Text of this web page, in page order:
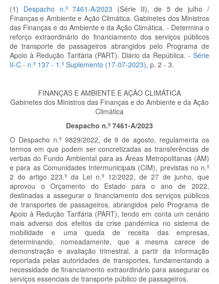
(1) Despacho n.º 7461-A/2023 (Série II), de 5 de julho /
Finanças e Ambiente e Ação Climática. Gabinetes dos Ministros
das Finanças e do Ambiente e da Ação Climática. - Determina o
reforço extraordinário do financiamento dos serviços públicos
de transporte de passageiros abrangidos pelo Programa de
Apoio à Redução Tarifária (PART). Diário da República. - Série
II-C - n.º 137 - 1.º Suplemento (17-07-2023), p. 2 - 3.
FINANÇAS E AMBIENTE E AÇÃO CLIMÁTICA
Gabinetes dos Ministros das Finanças e do Ambiente e da Ação
Climática
Despacho n.º 7461-A/2023
O Despacho n.º 9829/2022, de 9 de agosto, regulamenta os
termos em que podem ser concretizadas as transferências de
verbas do Fundo Ambiental para as Áreas Metropolitanas (AM)
e para as Comunidades Intermunicipais (CIM), previstas no n.º
2 do artigo 223.º da Lei n.º 12/2022, de 27 de junho, que
aprovou o Orçamento do Estado para o ano de 2022,
destinadas a assegurar o financiamento dos serviços públicos
de transportes de passageiros, abrangidos pelo Programa de
Apoio à Redução Tarifária (PART), tendo em conta um cenário
mais adverso dos efeitos da crise pandémica no sistema de
mobilidade e uma queda de receita das empresas,
determinando, nomeadamente, que a mesma carece de
demonstração e avaliação trimestral, a partir da informação
reportada pelas autoridades de transportes, fundamentando a
necessidade de financiamento extraordinário para assegurar os
serviços essenciais de transporte público de passageiros.